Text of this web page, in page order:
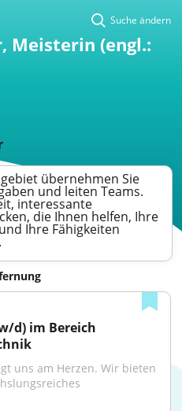
Suche ändern
Meisterin (engl.:
übernehmen Sie
und leiten Teams.
interessante
die Ihnen helfen, Ihre
Ihre Fähigkeiten
d) im Bereich
uns am Herzen. Wir bieten